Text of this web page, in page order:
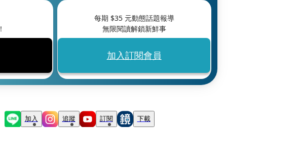
每期 $35元動態話題報導
無限閱讀解鎖新鮮事
加入訂閱會員
加入 追蹤 訂閱 下載